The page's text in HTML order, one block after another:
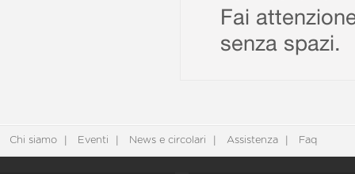
Fai
senza spazi.
Chi siamo Eventi News e circolari Assistenza Faq